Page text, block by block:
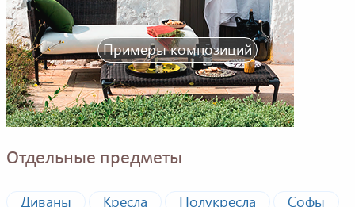
Примеры композиций
Отдельные предметы
Диваны Кресла Полукресла
Софы